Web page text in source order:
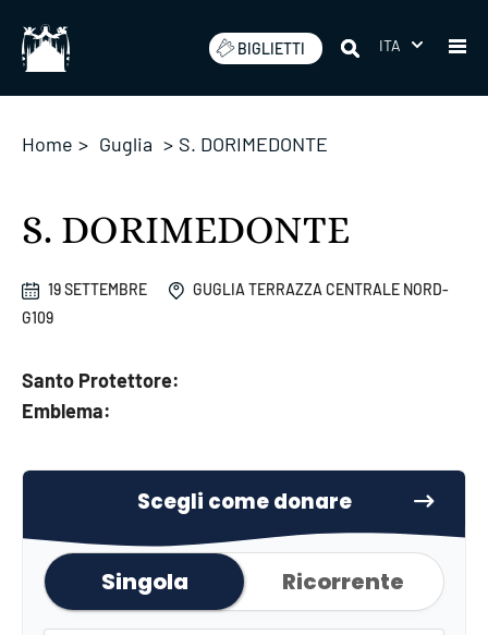
BIGLIETTI ITA
Home > Guglia > S. DORIMEDONTE
S. DORIMEDONTE
19 SETTEMBRE
GUGLIA TERRAZZA CENTRALE NORD-
G109
Santo Protettore:
Emblema: